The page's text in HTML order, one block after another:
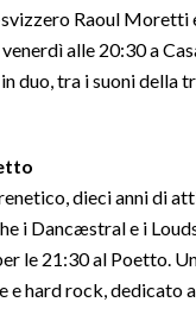
Raoul Moretti
alle 20:30 a
duo, tra i suoni della
dieci anni di
i Dancæstral e i
le 21:30 al Poetto.
e hard rock, dedicato